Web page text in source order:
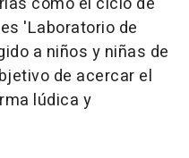
'Laboratorio de
a niños y niñas de
de acercar el
lúdica y